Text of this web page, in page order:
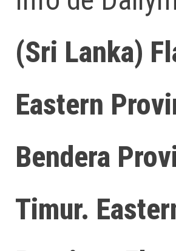
(Sri Lanka)
Eastern
Bendera
Timur.